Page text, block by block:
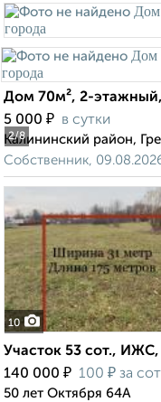
2/8
Дом 70м², 2-этажный,
5 000 ₽ в сутки
Калининский район,
Собственник,
10
Участок 53 сот., ИЖС,
140 000 ₽ 100 ₽ за
50 лет Октября 64А